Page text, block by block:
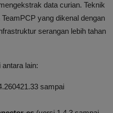
data curian. Teknik
yang dikenal dengan
serangan lebih tahan
lain:
sampai